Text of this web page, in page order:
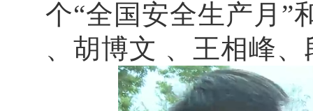
个“全国安全生产月”
、胡博文 、王相峰